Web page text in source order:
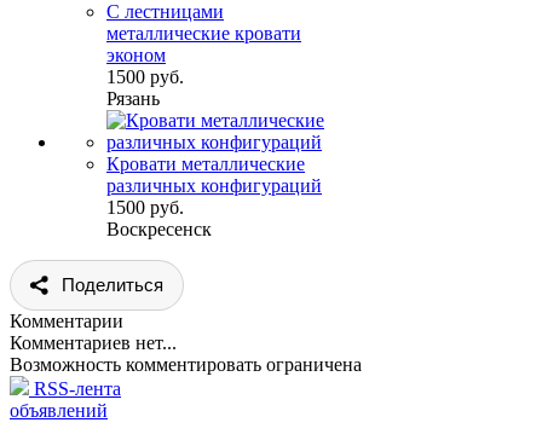
С лестницами
металлические кровати
эконом
1500 руб.
Рязань
Кровати металлические
различных конфигураций
1500 руб.
Воскресенск
Поделиться
Комментарии
Комментариев нет...
Возможность комментировать ограничена
RSS-лента
объявлений